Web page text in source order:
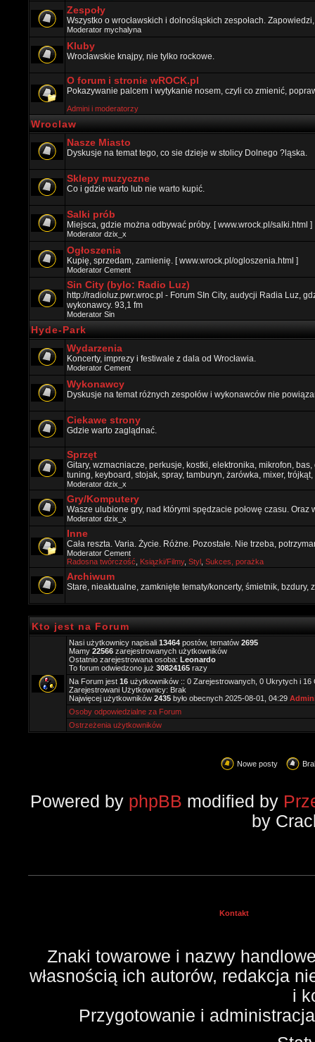
Zespoły
Wszystko o wrocławskich i dolnośląskich zespołach.
Moderator mychalyna
Kluby
Wrocławskie knajpy, nie tylko rockowe.
O forum i stronie wROCK.pl
Pokazywanie palcem i wytykanie nosem, czyli co zmienić,
Admini i moderatorzy
Wroclaw
Nasze Miasto
Dyskusje na temat tego, co sie dzieje w stolicy Dolnego ?ląska.
Sklepy muzyczne
Co i gdzie warto lub nie warto kupić.
Salki prób
Miejsca, gdzie można odbywać próby. [ www.wrock.pl/salki.html ]
Moderator dzix_x
Ogłoszenia
Kupię, sprzedam, zamienię. [ www.wrock.pl/ogloszenia.html ]
Moderator Cement
Sin City (bylo: Radio Luz)
http://radioluz.pwr.wroc.pl - Forum SIn City, audycji Radia Luz,
wykonawcy. 93,1 fm
Moderator Sin
Hyde-Park
Wydarzenia
Koncerty, imprezy i festiwale z dala od Wrocławia.
Moderator Cement
Wykonawcy
Dyskusje na temat różnych zespołów i wykonawców nie
Ciekawe strony
Gdzie warto zaglądnać.
Sprzęt
Gitary, wzmacniacze, perkusje, kostki, elektronika, mikrofon,
tuning, keyboard, stojak, spray, tamburyn, żarówka, mixer, trójkąt,
Moderator dzix_x
Gry/Komputery
Wasze ulubione gry, nad którymi spędzacie połowę czasu.
Moderator dzix_x
Inne
Cała reszta. Varia. Życie. Różne. Pozostałe. Nie trzeba,
Moderator Cement
Radosna twórczość
Ksiązki/Filmy, Styl Sukces, porażka
Archiwum
Stare, nieaktualne, zamknięte tematy/koncerty, śmietnik, bzdury,
Kto jest na Forum
Nasi użytkownicy napisali 13464 postów, tematów 2695
Mamy 22566 zarejestrowanych użytkowników
Ostatnio zarejestrowana osoba: Leonardo
To forum odwiedzono już 30824165 razy
Na Forum jest 16 użytkowników :: 0 Zarejestrowanych, 0 Ukrytych i 16
Zarejestrowani Użytkownicy: Brak
Najwięcej użytkowników 2435 było obecnych 2025-08-01, 04:29
Osoby odpowiedzialne za Forum
Ostrzeżenia użytkowników
Nowe posty
Powered by phpBB modified by
by
Kontakt
Znaki towarowe i nazwy
własnością ich autorów, redakcja
i
Przygotowanie i